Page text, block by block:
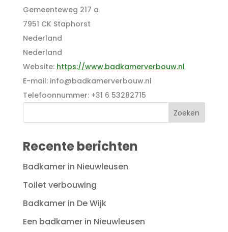
Gemeenteweg 217 a
7951 CK Staphorst
Nederland
Nederland
Website: https://www.badkamerverbouw.nl
E-mail: info@badkamerverbouw.nl
Telefoonnummer: +31 6 53282715
Recente berichten
Badkamer in Nieuwleusen
Toilet verbouwing
Badkamer in De Wijk
Een badkamer in Nieuwleusen